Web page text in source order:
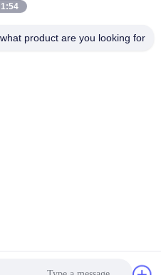
1:54 AM
product are you looking for?